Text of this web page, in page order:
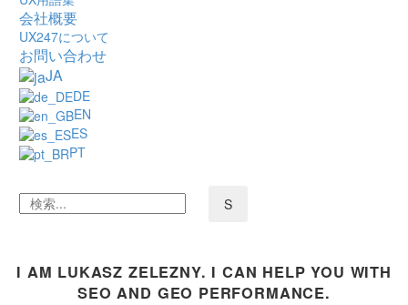
会社概要
UX247について
お問い合わせ
JA
DE
EN
ES
PT
I AM LUKASZ ZELEZNY. I CAN HELP YOU WITH
SEO AND GEO PERFORMANCE.